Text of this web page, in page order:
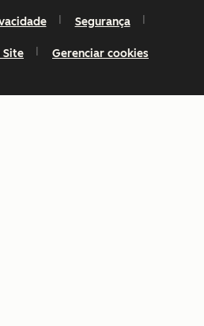
Segurança
Site Gerenciar cookies